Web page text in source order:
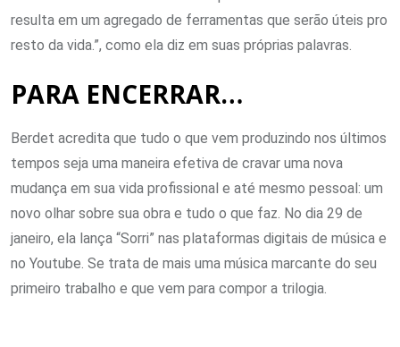
resulta em um agregado de ferramentas que serão úteis pro
resto da vida.”, como ela diz em suas próprias palavras.
PARA ENCERRAR…
Berdet acredita que tudo o que vem produzindo nos últimos
tempos seja uma maneira efetiva de cravar uma nova
mudança em sua vida profissional e até mesmo pessoal: um
novo olhar sobre sua obra e tudo o que faz. No dia 29 de
janeiro, ela lança “Sorri” nas plataformas digitais de música e
no Youtube. Se trata de mais uma música marcante do seu
primeiro trabalho e que vem para compor a trilogia.